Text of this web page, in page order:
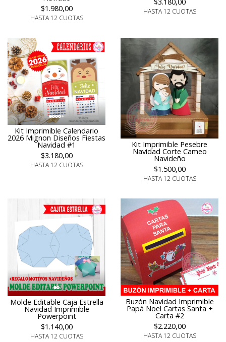
$1.980,00
HASTA 12 CUOTAS
HASTA 12 CUOTAS
Kit Imprimible Calendario
2026 Mignon Diseños Fiestas
Navidad #1
$3.180,00
HASTA 12 CUOTAS
Kit Imprimible Pesebre
Navidad Corte Cameo
Navideño
$1.500,00
HASTA 12 CUOTAS
Molde Editable Caja Estrella
Navidad Imprimible
Powerpoint
$1.140,00
HASTA 12 CUOTAS
Buzón Navidad Imprimible
Papá Noel Cartas Santa +
Carta #2
$2.220,00
HASTA 12 CUOTAS